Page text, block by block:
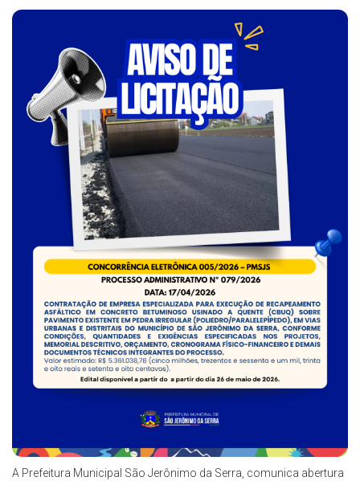
A Prefeitura Municipal São Jerônimo da Serra, comunica abertura